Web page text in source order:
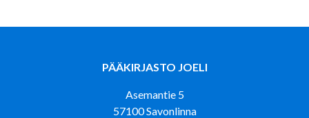
PÄÄKIRJASTO JOELI
Asemantie 5
57100 Savonlinna